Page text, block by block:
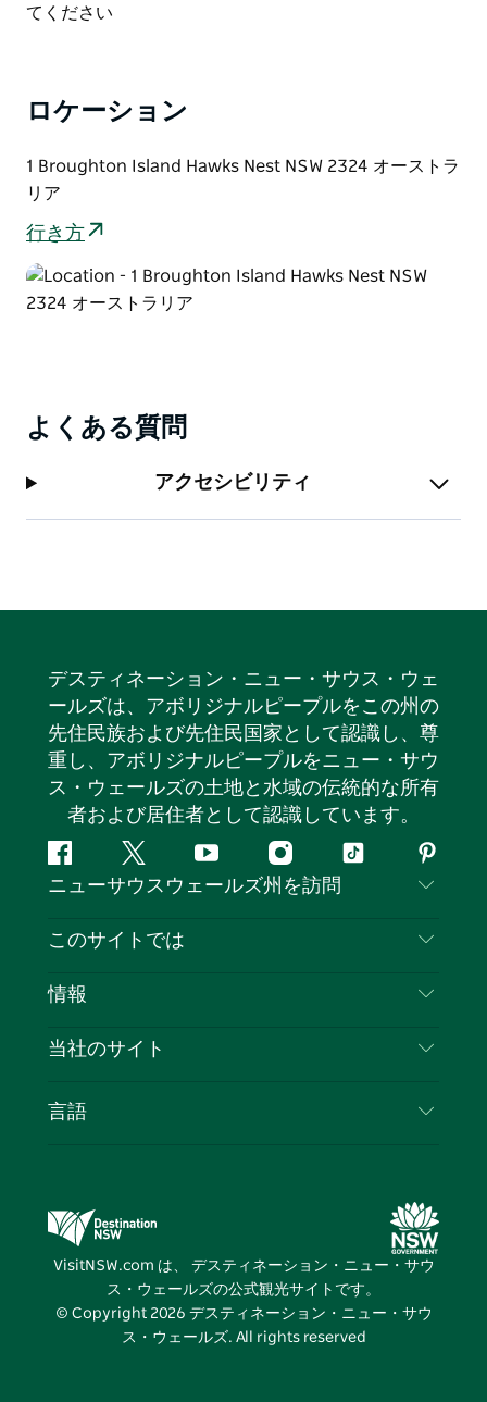
活発な海鳥のコロニーに囲まれた、他に類を見ないキャ
で、水を含め、必要な装備や物資はすべてご持参くださ
い。
島周辺では、水泳、釣り、ボート、シュノーケリング、
スキューバダイビングなど、様々なウォータースポーツ
を楽しむことができます。
List
てください
ロケーション
1 Broughton Island Hawks Nest NSW 2324 オーストラ
リア
行き方
よくある質問
アクセシビリティ
デスティネーション・ニュー・サウス・ウェ
ールズは、アボリジナルピープルをこの州の
先住民族および先住民国家として認識し、尊
重し、アボリジナルピープルをニュー・サウ
ス・ウェールズの土地と水域の伝統的な所有
者および居住者として認識しています。
フ
ェ
ス
ッ
ツ
イ
タ
ユ
ー
イ
ン
テ
ピ
ン
レ
ト
ニューサウスウェールズ州を訪問
お問い合わせ
クッキーに関する通知
このサイトでは
目的地
イベント
情報
旅行情報
NSWでのビジネス
当社のサイト
デスティネーション・ニュー・サウス・ウェール
ズメディアセンター
ビビッド・シドニー
言語
VisitNSW.com は、 デスティネーション・ニュー・サウ
ス・ウェールズの公式観光サイトです。
© Copyright 2026 デスティネーション・ニュー・サウ
ス・ウェールズ. All rights reserved